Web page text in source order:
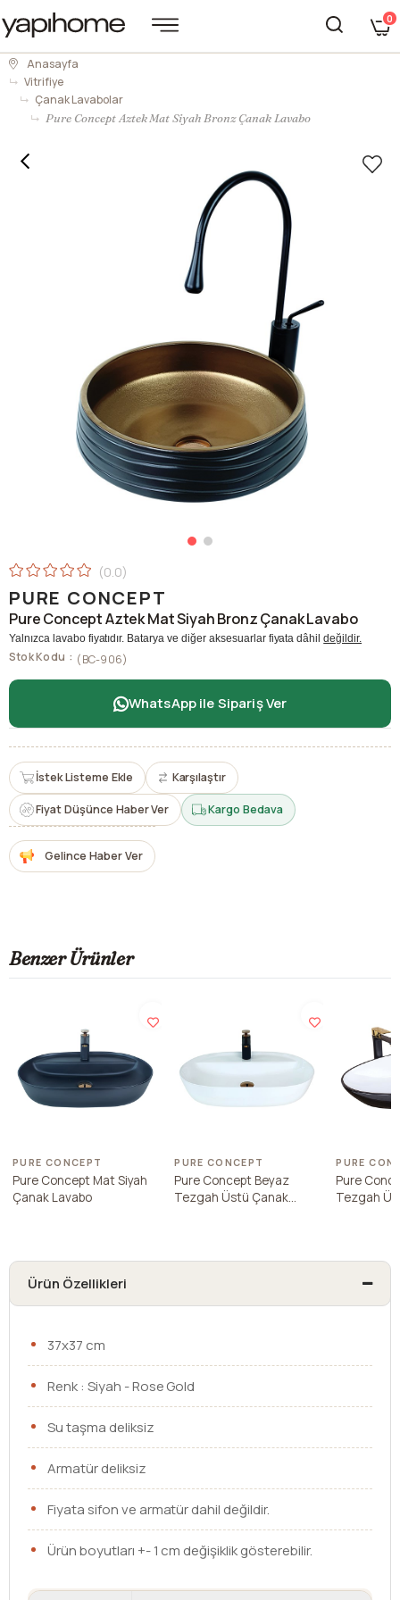
0
Anasayfa
Vitrifiye
Çanak Lavabolar
Pure Concept Aztek Mat Siyah Bronz Çanak Lavabo
0.0
PURE CONCEPT
Pure Concept Aztek Mat Siyah Bronz Çanak Lavabo
Yalnızca lavabo fiyatıdır. Batarya ve diğer aksesuarlar fiyata dâhildeğildir.
Stok Kodu (BC-906)
WhatsApp ile Sipariş Ver
İstek Listeme Ekle Karşılaştır
Fiyat Düşünce Haber Ver Kargo Bedava
Gelince Haber Ver
Benzer Ürünler
PURE CONCEPT
Pure Concept Mat Siyah
Çanak Lavabo
PURE CONCEPT
Pure Concept Beyaz
Tezgah Üstü Çanak
PURE
Pure
Tezgah
Ürün Özellikleri
37x37 cm
Renk : Siyah - Rose Gold
Su taşma deliksiz
Armatür deliksiz
Fiyata sifon ve armatür dahil değildir.
Ürün boyutları +- 1 cm değişiklik gösterebilir.